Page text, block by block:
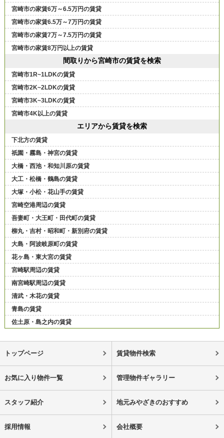
宮崎市の家賃6万～6.5万円の賃貸
宮崎市の家賃6.5万～7万円の賃貸
宮崎市の家賃7万～7.5万円の賃貸
宮崎市の家賃8万円以上の賃貸
間取りから宮崎市の賃貸を検索
宮崎市1R~1LDKの賃貸
宮崎市2K~2LDKの賃貸
宮崎市3K~3LDKの賃貸
宮崎市4K以上の賃貸
エリアから賃貸を検索
下北方の賃貸
祇園・霧島・神宮の賃貸
大橋・西池・和知川原の賃貸
大工・松橋・鶴島の賃貸
大塚・小松・花山手の賃貸
宮崎空港周辺の賃貸
吾妻町・大王町・田代町の賃貸
柳丸・吉村・昭和町・新別府の賃貸
大島・阿波岐原町の賃貸
花ヶ島・東大宮の賃貸
宮崎駅周辺の賃貸
南宮崎駅周辺の賃貸
清武・木花の賃貸
青島の賃貸
佐土原・島之内の賃貸
トップページ 賃貸物件検索
お気に入り物件一覧 管理物件ギャラリー
スタッフ紹介 地元みやざきのおすすめ
採用情報 会社概要